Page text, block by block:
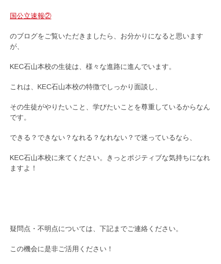
国公立速報②
のブログをご覧いただきましたら、お分かりになると思います
が、
KEC石山本校の生徒は、様々な進路に進んでいます。
これは、KEC石山本校の特徴でしっかり面談し、
その生徒がやりたいこと、学びたいことを尊重しているからなん
です。
できる？できない？なれる？なれない？で迷っているなら、
KEC石山本校に来てください。きっとポジティブな気持ちになれ
ますよ！
疑問点・不明点については、下記までご連絡ください。
この機会に是非ご活用ください！